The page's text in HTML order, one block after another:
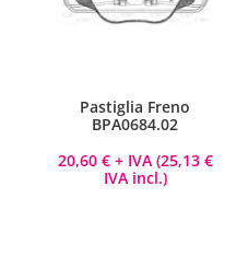
Pastiglia Freno
BPA0684.02
20,60 €+ IVA (25,13 €
IVA incl.)